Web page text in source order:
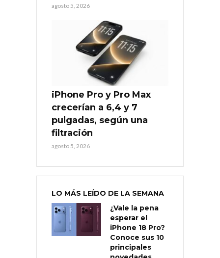
agosto 5, 2026
iPhone Pro y Pro Max
crecerían a 6,4 y 7
pulgadas, según una
filtración
agosto 5, 2026
LO MÁS LEÍDO DE LA SEMANA
¿Vale la pena
esperar el
iPhone 18 Pro?
Conoce sus 10
principales